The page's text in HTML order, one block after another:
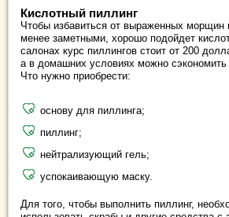
Кислотный пиллинг
Чтобы избавиться от выраженных морщин
менее заметными, хорошо подойдет
салонах курс пиллингов стоит от 200
а в домашних условиях можно
Что нужно приобрести:
основу для пиллинга;
пиллинг;
нейтрализующий гель;
успокаивающую маску.
Для того, чтобы выполнить пиллинг,